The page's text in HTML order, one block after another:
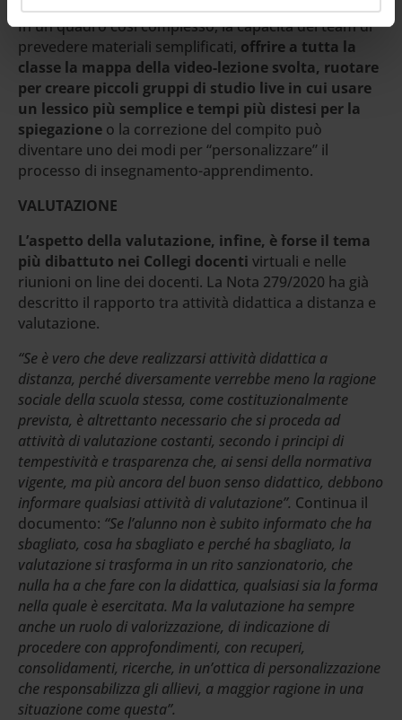
In un quadro così complesso, la capacità del team di
prevedere materiali semplificati, offrire a tutta la
classe la mappa della video-lezione svolta, ruotare
per creare piccoli gruppi di studio live in cui usare
un lessico più semplice e tempi più distesi per la
spiegazione o la correzione del compito può
diventare uno dei modi per “personalizzare” il
processo di insegnamento-apprendimento.
VALUTAZIONE
L’aspetto della valutazione, infine, è forse il tema
più dibattuto nei Collegi docenti virtuali e nelle
riunioni on line dei docenti. La Nota 279/2020 ha già
descritto il rapporto tra attività didattica a distanza e
valutazione.
“Se è vero che deve realizzarsi attività didattica a
distanza, perché diversamente verrebbe meno la ragione
sociale della scuola stessa, come costituzionalmente
prevista, è altrettanto necessario che si proceda ad
attività di valutazione costanti, secondo i principi di
tempestività e trasparenza che, ai sensi della normativa
vigente, ma più ancora del buon senso didattico, debbono
informare qualsiasi attività di valutazione”. Continua il
documento: “Se l’alunno non è subito informato che ha
sbagliato, cosa ha sbagliato e perché ha sbagliato, la
valutazione si trasforma in un rito sanzionatorio, che
nulla ha a che fare con la didattica, qualsiasi sia la forma
nella quale è esercitata. Ma la valutazione ha sempre
anche un ruolo di valorizzazione, di indicazione di
procedere con approfondimenti, con recuperi,
consolidamenti, ricerche, in un’ottica di personalizzazione
che responsabilizza gli allievi, a maggior ragione in una
situazione come questa”.